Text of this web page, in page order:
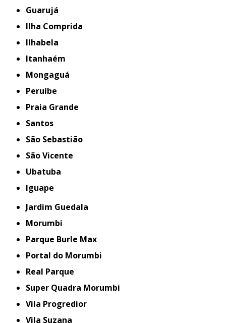
Guarujá
Ilha Comprida
Ilhabela
Itanhaém
Mongaguá
Peruíbe
Praia Grande
Santos
São Sebastião
São Vicente
Ubatuba
iguape
Jardim Guedala
Morumbi
Parque Burle Max
Portal do Morumbi
Real Parque
Super Quadra Morumbi
Vila Progredior
Vila Suzana